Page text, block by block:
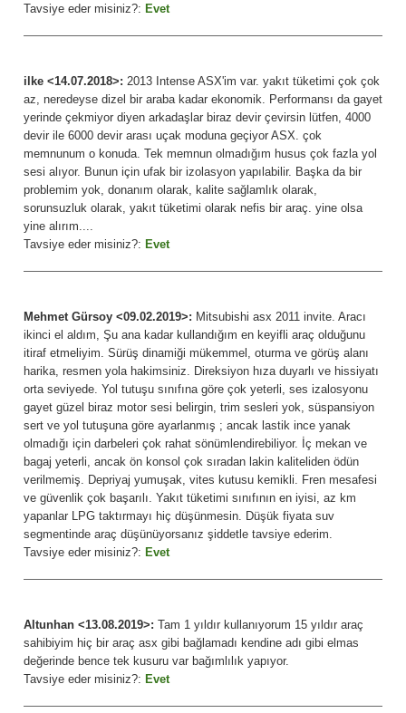
Tavsiye eder misiniz?: Evet
ilke <14.07.2018>: 2013 Intense ASX'im var. yakıt tüketimi çok çok
az, neredeyse dizel bir araba kadar ekonomik. Performansı da gayet
yerinde çekmiyor diyen arkadaşlar biraz devir çevirsin lütfen, 4000
devir ile 6000 devir arası uçak moduna geçiyor ASX. çok
memnunum o konuda. Tek memnun olmadığım husus çok fazla yol
sesi alıyor. Bunun için ufak bir izolasyon yapılabilir. Başka da bir
problemim yok, donanım olarak, kalite sağlamlık olarak,
sorunsuzluk olarak, yakıt tüketimi olarak nefis bir araç. yine olsa
yine alırım....
Tavsiye eder misiniz?: Evet
Mehmet Gürsoy <09.02.2019>: Mitsubishi asx 2011 invite. Aracı
ikinci el aldım, Şu ana kadar kullandığım en keyifli araç olduğunu
itiraf etmeliyim. Sürüş dinamiği mükemmel, oturma ve görüş alanı
harika, resmen yola hakimsiniz. Direksiyon hıza duyarlı ve hissiyatı
orta seviyede. Yol tutuşu sınıfına göre çok yeterli, ses izalosyonu
gayet güzel biraz motor sesi belirgin, trim sesleri yok, süspansiyon
sert ve yol tutuşuna göre ayarlanmış ; ancak lastik ince yanak
olmadığı için darbeleri çok rahat sönümlendirebiliyor. İç mekan ve
bagaj yeterli, ancak ön konsol çok sıradan lakin kaliteliden ödün
verilmemiş. Depriyaj yumuşak, vites kutusu kemikli. Fren mesafesi
ve güvenlik çok başarılı. Yakıt tüketimi sınıfının en iyisi, az km
yapanlar LPG taktırmayı hiç düşünmesin. Düşük fiyata suv
segmentinde araç düşünüyorsanız şiddetle tavsiye ederim.
Tavsiye eder misiniz?: Evet
Altunhan <13.08.2019>: Tam 1 yıldır kullanıyorum 15 yıldır araç
sahibiyim hiç bir araç asx gibi bağlamadı kendine adı gibi elmas
değerinde bence tek kusuru var bağımlılık yapıyor.
Tavsiye eder misiniz?: Evet